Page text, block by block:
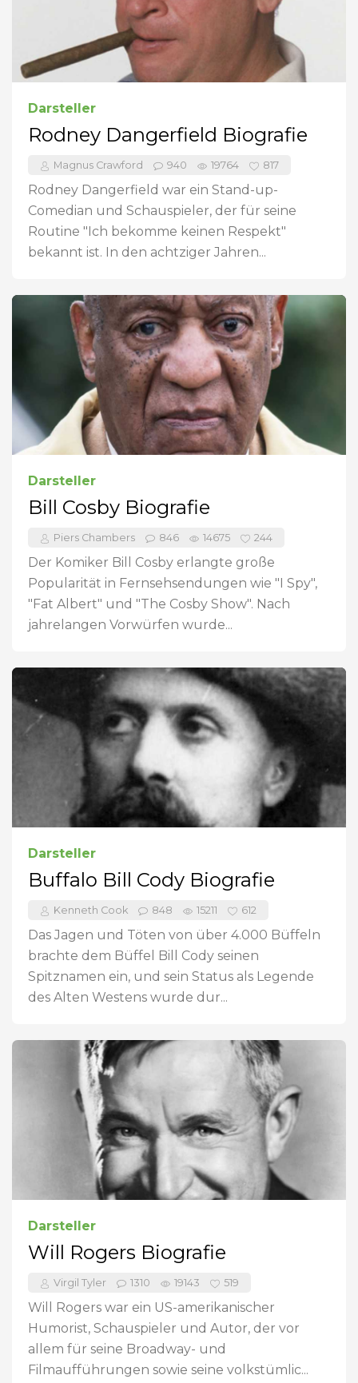
Darsteller
Rodney Dangerfield Biografie
Magnus Crawford 940 19764 817
Rodney Dangerfield war ein Stand-up-
Comedian und Schauspieler, der für seine
Routine "Ich bekomme keinen Respekt"
bekannt ist. In den achtziger Jahren...
Darsteller
Bill Cosby Biografie
Piers Chambers 846 14675 244
Der Komiker Bill Cosby erlangte große
Popularität in Fernsehsendungen wie "I Spy",
"Fat Albert" und "The Cosby Show". Nach
jahrelangen Vorwürfen wurde...
Darsteller
Buffalo Bill Cody Biografie
Kenneth Cook 848 15211 612
Das Jagen und Töten von über 4.000 Büffeln
brachte dem Büffel Bill Cody seinen
Spitznamen ein, und sein Status als Legende
des Alten Westens wurde dur...
Darsteller
Will Rogers Biografie
Virgil Tyler 1310 19143 519
Will Rogers war ein US-amerikanischer
Humorist, Schauspieler und Autor, der vor
allem für seine Broadway- und
Filmaufführungen sowie seine volkstümlic...